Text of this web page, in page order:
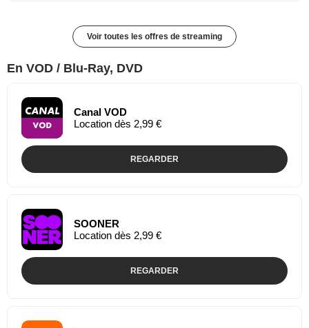
Voir toutes les offres de streaming
En VOD / Blu-Ray, DVD
Canal VOD
Location dès 2,99 €
REGARDER
SOONER
Location dès 2,99 €
REGARDER